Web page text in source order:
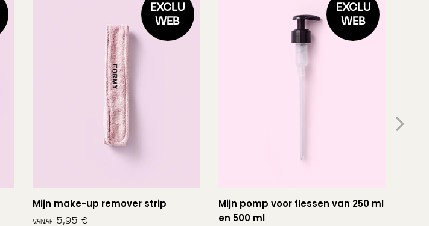
EXCLU
WEB
Mijn make-up remover strip
€
EXCLU
WEB
Mijn pomp voor flessen van 250 ml
en 500 ml